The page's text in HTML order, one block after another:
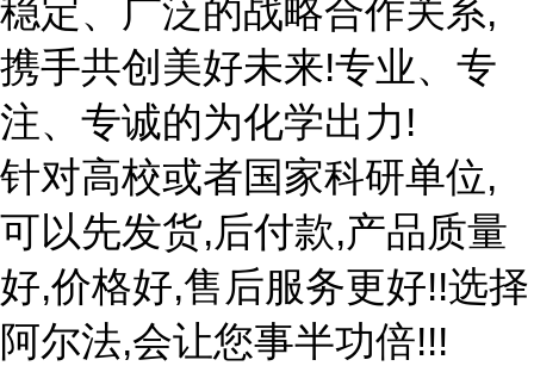
稳定、广泛的战略合作关系,
携手共创美好未来!专业、专
注、专诚的为化学出力!
针对高校或者国家科研单位,
可以先发货,后付款,产品质量
好,价格好,售后服务更好!!选择
阿尔法,会让您事半功倍!!!